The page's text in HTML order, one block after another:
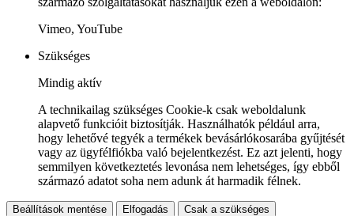
Vimeo, YouTube
Szükséges
Mindig aktív
A technikailag szükséges Cookie-k csak weboldalunk
alapvető funkcióit biztosítják. Használhatók például arra,
hogy lehetővé tegyék a termékek bevásárlókosarába gyűjtését
vagy az ügyfélfiókba való bejelentkezést. Ez azt jelenti, hogy
semmilyen következtetés levonása nem lehetséges, így ebből
származó adatot soha nem adunk át harmadik félnek.
Beállítások mentése Elfogadás Csak a szükséges